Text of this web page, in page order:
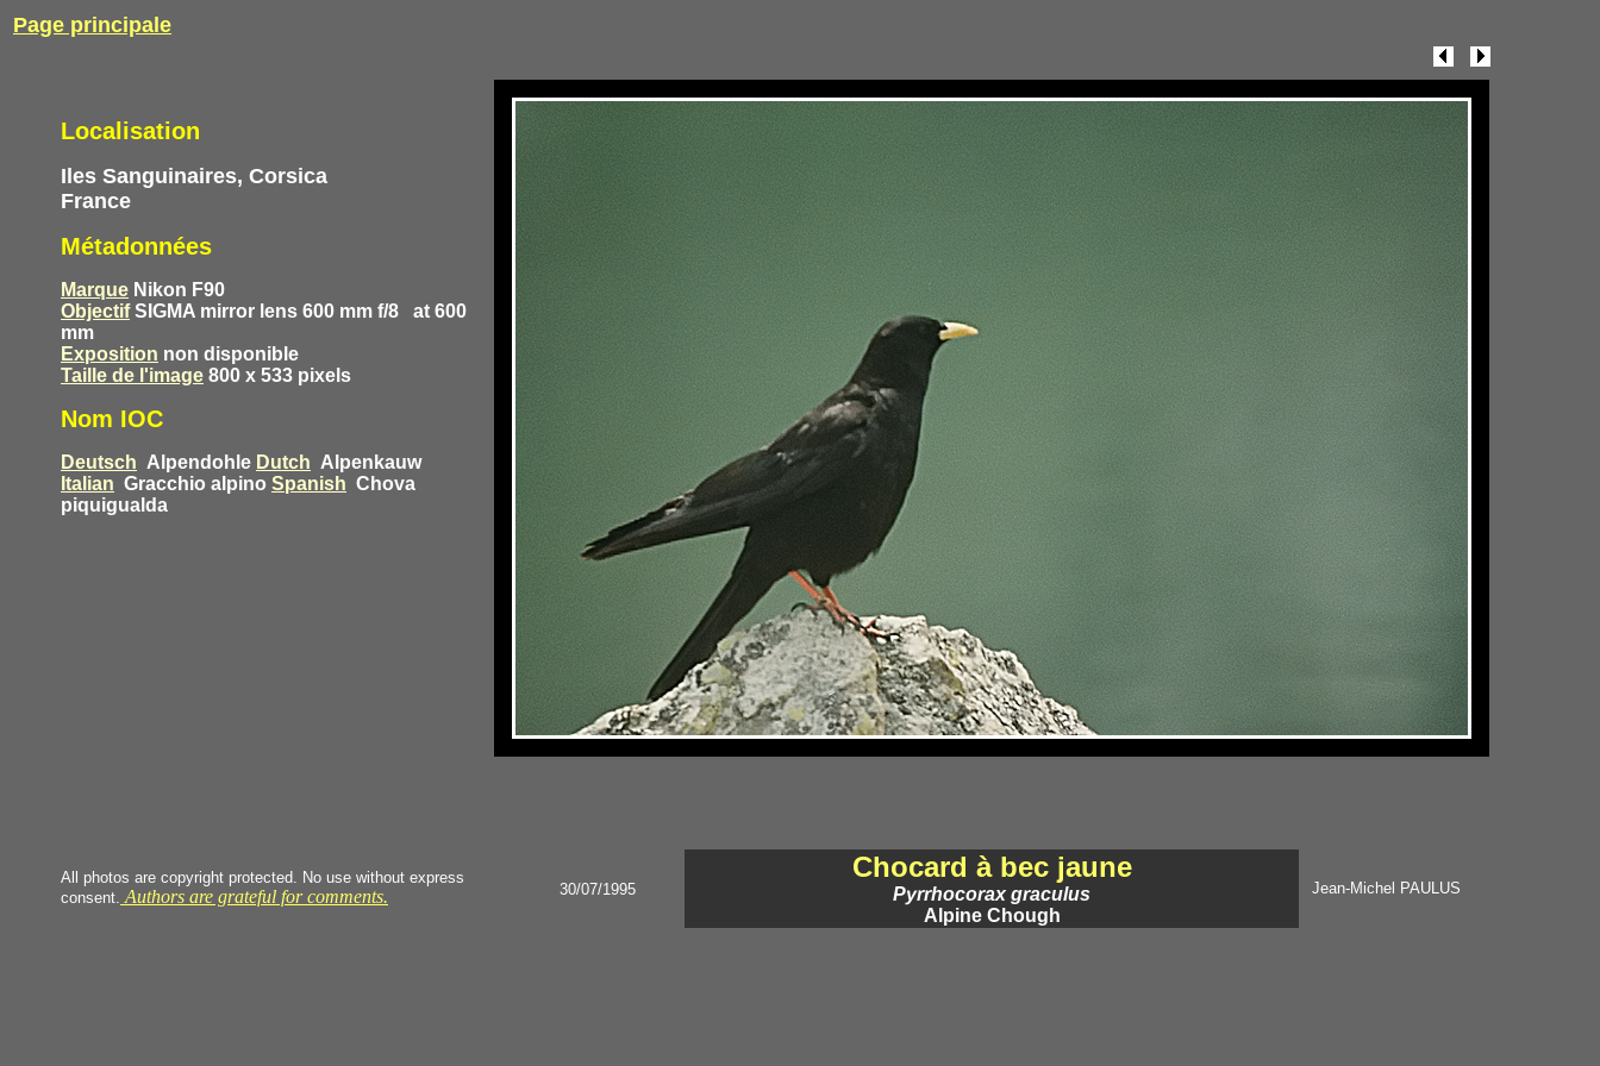
Page principale
Localisation
Iles Sanguinaires, Corsica
France
Métadonnées
Marque Nikon F90
ObjectifSIGMA mirror lens 600 mm f/8
at 600
mm
Exposition non disponible
Taille de l'image 800 x 533 pixels
Nom IOC
Deutsch Alpendohle Dutch Alpenkauw
Italian Gracchio alpino Spanish Chova
piquigualda
All photos are copyright protected. No use without express
consent. Authors are grateful for comments. 30/07/1995
Chocard à bec jaune
Pyrrhocorax graculus
Alpine Chough
Jean-Michel PAULUS